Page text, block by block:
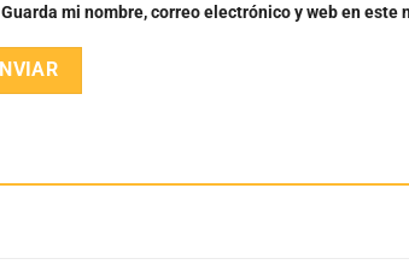
Guarda mi nombre, correo electrónico y web en